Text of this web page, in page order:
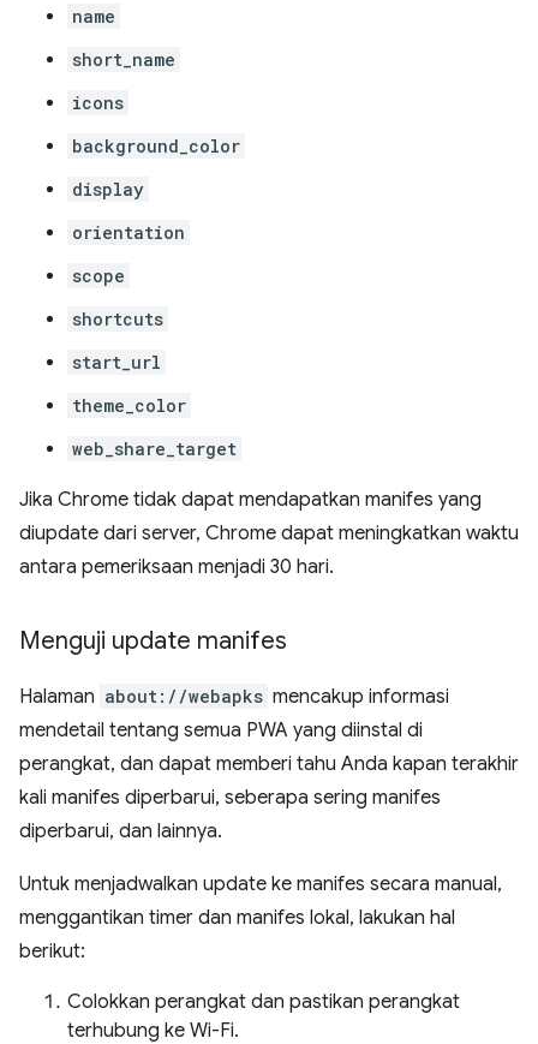
name
short_name
icons
background_color
display
orientation
scope
shortcuts
start_url
theme_color
web_share_target
Jika Chrome tidak dapat mendapatkan manifes yang
diupdate dari server, Chrome dapat meningkatkan waktu
antara pemeriksaan menjadi 30 hari.
Menguji update manifes
Halaman about://webapks mencakup informasi
mendetail tentang semua PWA yang diinstal di
perangkat, dan dapat memberi tahu Anda kapan terakhir
kali manifes diperbarui, seberapa sering manifes
diperbarui, dan lainnya.
Untuk menjadwalkan update ke manifes secara manual,
menggantikan timer dan manifes lokal, lakukan hal
berikut:
Colokkan perangkat dan pastikan perangkat
terhubung ke Wi-Fi.